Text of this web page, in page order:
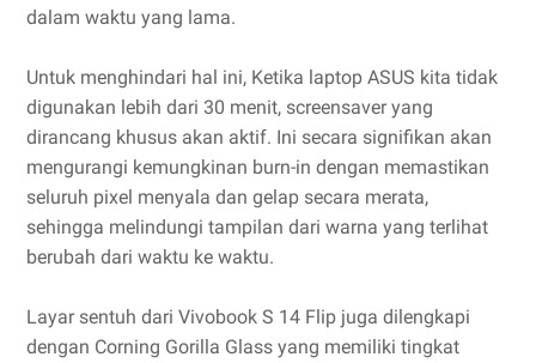
dalam waktu yang lama.
Untuk menghindari hal ini, Ketika laptop ASUS kita tidak
digunakan lebih dari 30 menit, screensaver yang
dirancang khusus akan aktif. Ini secara signifikan akan
mengurangi kemungkinan burn-in dengan memastikan
seluruh pixel menyala dan gelap secara merata,
sehingga melindungi tampilan dari warna yang terlihat
berubah dari waktu ke waktu.
Layar sentuh dari Vivobook S 14 Flip juga dilengkapi
dengan Corning Gorilla Glass yang memiliki tingkat